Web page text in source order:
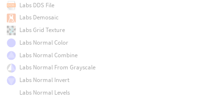
Labs DDS File
Labs Demosaic
Labs Grid Texture
Labs Normal Color
Labs Normal Combine
Labs Normal From Grayscale
Labs Normal Invert
Labs Normal Levels